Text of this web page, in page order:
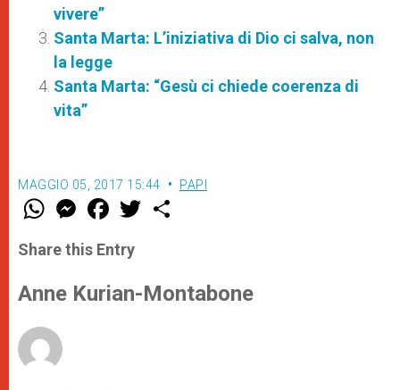
vivere”
Santa Marta: L’iniziativa di Dio ci salva, non
la legge
Santa Marta: “Gesù ci chiede coerenza di
vita”
MAGGIO 05, 2017 15:44 PAPI
W
t
s
p
p
M
e
s
e
g
e
F
a
e
b
o
k
w
r
Share this Entry
Anne Kurian-Montabone